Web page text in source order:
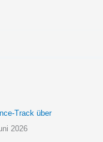
Track über
2026